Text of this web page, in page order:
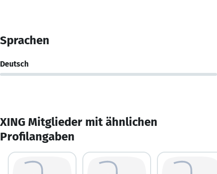
Sprachen
Deutsch
XING Mitglieder mit ähnlichen
Profilangaben